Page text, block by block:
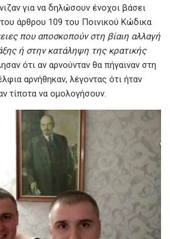
για να δηλώσουν ένοχοι βάσει
άρθρου 109 του Ποινικού Κώδικα
που αποσκοπούν στη βίαιη αλλαγή
ή στην κατάληψη της κρατικής
ότι αν αρνούνταν θα πήγαιναν στη
αρνήθηκαν, λέγοντας ότι ήταν
τίποτα να ομολογήσουν.